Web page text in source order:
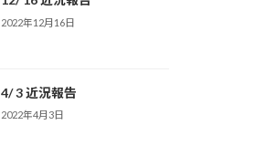
2022年12月16日
4/ 3 近況報告
2022年4月3日